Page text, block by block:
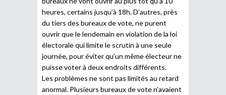
heures, certains jusqu’à 18h. D’autres, près
du tiers des bureaux de vote, ne purent
ouvrir que le lendemain en violation de la loi
électorale qui limite le scrutin à une seule
journée, pour éviter qu’un même électeur ne
puisse voter à deux endroits différents.
Les problèmes ne sont pas limités au retard
anormal. Plusieurs bureaux de vote n’avaient